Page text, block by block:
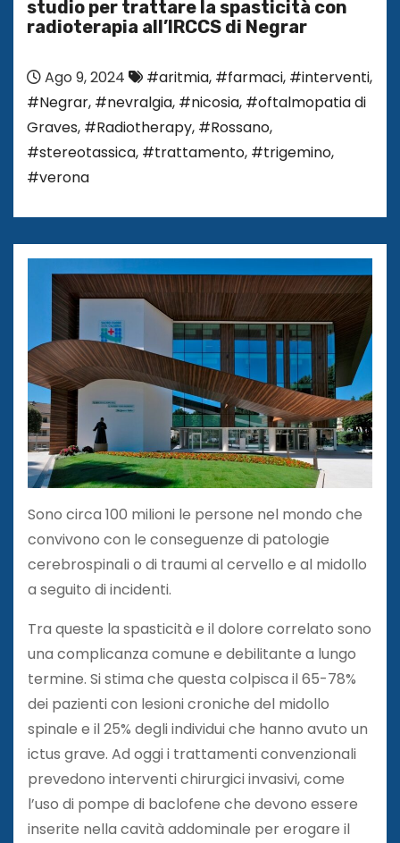
studio per trattare la spasticità con
radioterapia all’IRCCS di Negrar
Ago 9, 2024 #aritmia, #farmaci, #interventi,
#Negrar, #nevralgia, #nicosia, #oftalmopatia di
Graves, #Radiotherapy, #Rossano,
#stereotassica, #trattamento, #trigemino,
#verona
Sono circa 100 milioni le persone nel mondo che
convivono con le conseguenze di patologie
cerebrospinali o di traumi al cervello e al midollo
a seguito di incidenti.
Tra queste la spasticità e il dolore correlato sono
una complicanza comune e debilitante a lungo
termine. Si stima che questa colpisca il 65-78%
dei pazienti con lesioni croniche del midollo
spinale e il 25% degli individui che hanno avuto un
ictus grave. Ad oggi i trattamenti convenzionali
prevedono interventi chirurgici invasivi, come
l’uso di pompe di baclofene che devono essere
inserite nella cavità addominale per erogare il